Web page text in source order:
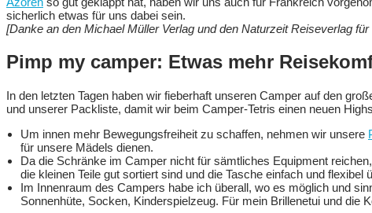
sicherlich etwas für uns dabei sein.
[Danke an den Michael Müller Verlag und den Naturzeit Reiseverlag
Pimp my camper: Etwas mehr
In den letzten Tagen haben wir fieberhaft unseren Camper auf den
und unserer Packliste, damit wir beim Camper-Tetris einen neuen
Um innen mehr Bewegungsfreiheit zu schaffen, nehmen wir unsere
für unsere Mädels dienen.
Da die Schränke im Camper nicht für sämtliches Equipment
die kleinen Teile gut sortiert sind und die Tasche einfach und
Im Innenraum des Campers habe ich überall, wo es möglich und
Sonnenhüte, Socken, Kinderspielzeug. Für mein Brillenetui und